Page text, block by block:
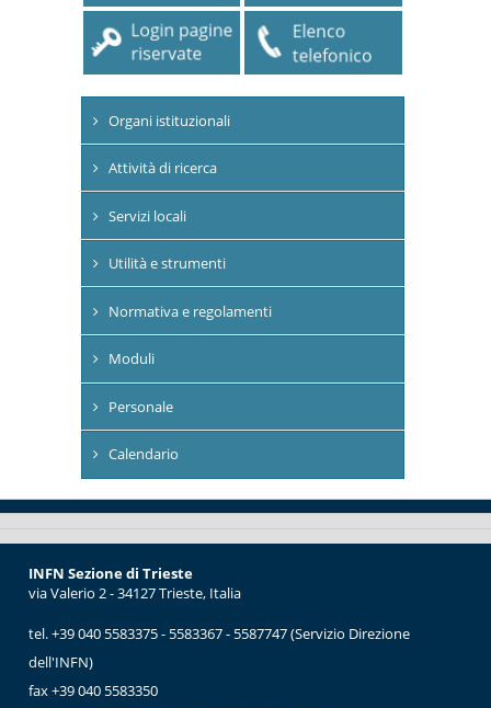
Organi istituzionali
Attività di ricerca
Servizi locali
Utilità e strumenti
Normativa e regolamenti
Moduli
Personale
Calendario
INFN Sezione di Trieste
via Valerio 2 - 34127 Trieste, Italia
tel. +39 040 5583375 - 5583367 - 5587747 (Servizio Direzione
dell'INFN)
fax +39 040 5583350